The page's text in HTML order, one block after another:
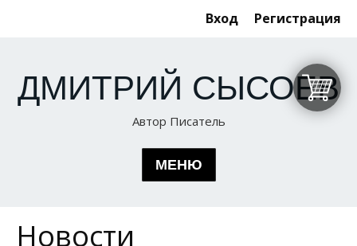
Вход Регистрация
ДМИТРИЙ СЫСОЕВ
Автор Писатель
МЕНЮ
КНИГИ
Новости